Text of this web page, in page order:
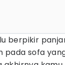
berpikir
pada sofa